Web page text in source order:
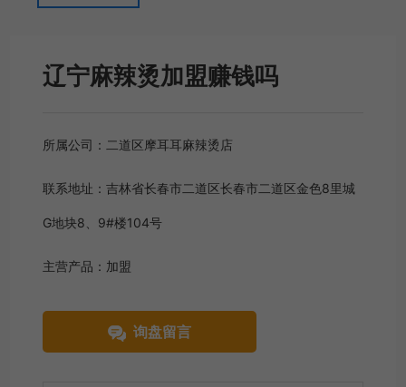
辽宁麻辣烫加盟赚钱吗
所属公司： 二道区摩耳耳麻辣烫店
联系地址：吉林省长春市二道区长春市二道区金色8里城
G地块8、9#楼104号
主营产品： 加盟
询盘留言